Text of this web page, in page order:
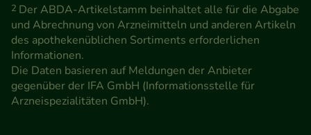
zu gestalten. Bitte beachten Sie, dass Daten hierfür
teilweise an Dritte wie z.B. Google oder soziale
Medien übertragen werden.
2 Der ABDA-Artikelstamm beinhaltet alle für die Abgabe
und Abrechnung von Arzneimitteln und anderen Artikeln
des apothekenüblichen Sortiments erforderlichen
Informationen.
Die Daten basieren auf Meldungen der Anbieter
gegenüber der IFA GmbH (Informationsstelle für
Arzneispezialitäten GmbH).